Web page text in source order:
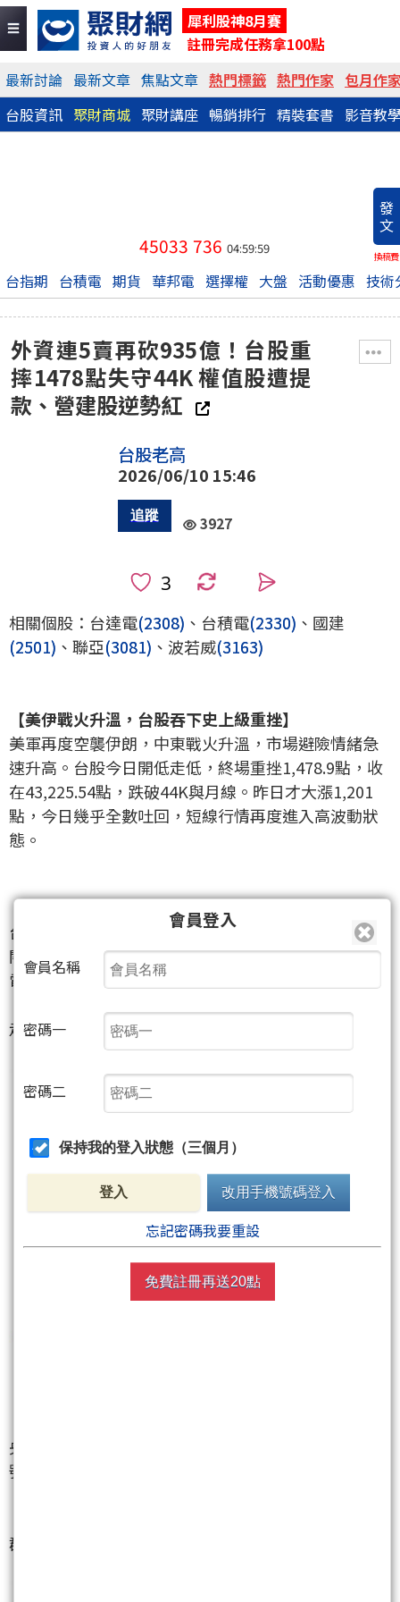
犀利股神8月賽
註冊完成任務拿100點
最新討論 最新文章 焦點文章 熱門標籤 熱門作家 包月作
台股資訊 聚財商城 聚財講座 暢銷排行 精裝套書 影音教
發
文
換稿費
45033 736 04:59:59
台指期 台積電 期貨 華邦電 選擇權 大盤 活動優惠 技術
外資連5賣再砍935億！台股重
摔1478點失守44K 權值股遭提
款、營建股逆勢紅
台股老高
2026/06/10 15:46
3927
相關個股：台達電(2308) 、台積電(2330) 、國建
(2501) 、聯亞(3081) 、波若威(3163)
【美伊戰火升溫，台股吞下史上級重挫】
美軍再度空襲伊朗，中東戰火升溫，市場避險情緒急
速升高。台股今日開低走低，終場重挫1,478.9點，收
在43,225.54點，跌破44K與月線。昨日才大漲1,201
點，今日幾乎全數吐回，短線行情再度進入高波動狀
態。
【權值股全面跳水，電子主流遭空方猛攻】
台積電
下跌50元，收2,255元，失守2,300元
關卡。聯發科（2454）重挫7.15%，收4,155元；台達
電 （2308）
更大跌8.9%，收2,200元。鴻海
走弱，電子權值股成為壓盤主力。
央行總裁楊金龍釋出「選擇性信用管制就到這」訊
號，點燃營建股買氣。國建
群成為盤面少數滿江紅的資金避風港。
會員登入
會員名稱
密碼一
密碼二
保持我的登入狀態（三個月）
登入 改用手機號碼登入
忘記密碼我要重設
免費註冊再送20點